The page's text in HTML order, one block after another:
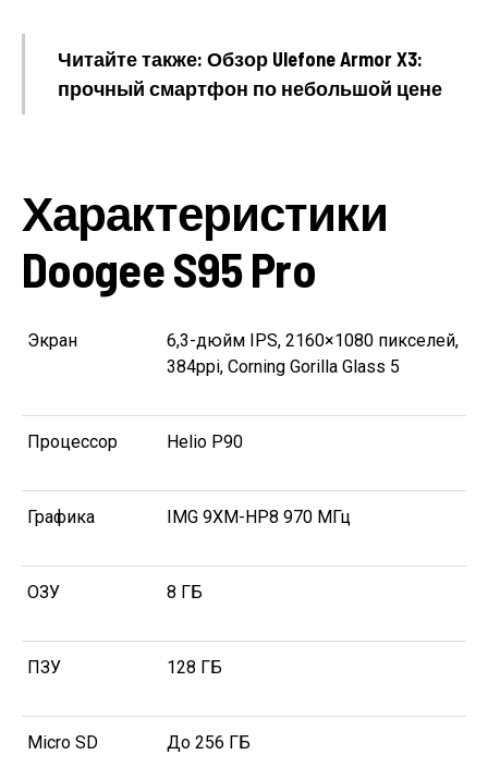
Читайте также: Обзор Ulefone Armor X3:
прочный смартфон по небольшой цене
Характеристики
Doogee S95 Pro
Экран
6,3-дюйм IPS, 2160×1080 пикселей,
384ppi, Corning Gorilla Glass 5
Процессор Helio P90
Графика IMG 9XM-HP8 970 МГц
ОЗУ 8 ГБ
ПЗУ 128 ГБ
Micro SD До 256 ГБ